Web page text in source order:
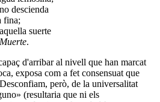
descienda
fina;
suerte
Muerte.
d'arribar al nivell que han marcat
exposa com a fet consensuat que
però, de la universalitat
(resultaria que ni els